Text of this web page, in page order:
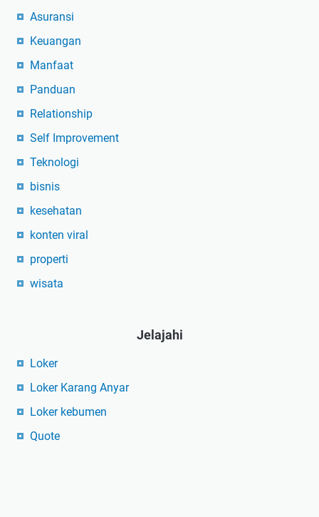
Asuransi
Keuangan
Manfaat
Panduan
Relationship
Self Improvement
Teknologi
bisnis
kesehatan
konten viral
properti
wisata
Jelajahi
Loker
Loker Karang Anyar
Loker kebumen
Quote